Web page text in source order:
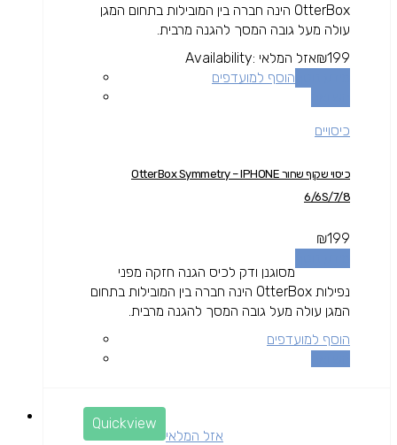
OtterBox הינה חברה בין המובילות בתחום המגן
עולה מעל גובה המסך להגנה מרבית.
₪199
Availability: אזל המלאי
הוסף למועדפים
כיסויים
כיסוי שקוף שחור OtterBox Symmetry – IPHONE
6/6S/7/8
₪199
מסוגנן ודק לכיס הגנה חזקה מפני
נפילות OtterBox הינה חברה בין המובילות בתחום
המגן עולה מעל גובה המסך להגנה מרבית.
הוסף למועדפים
Quickview
אזל המלאי